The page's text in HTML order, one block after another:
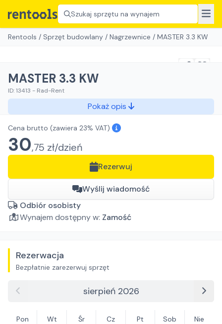
Szukaj sprzętu na wynajem
Rentools / Sprzęt budowlany / Nagrzewnice / MASTER 3.3 KW
MASTER 3.3 KW
ID:13413 - Rad-Rent
Pokaż opis
Cena brutto (zawiera 23% VAT)
30,75 zł/dzień
Rezerwuj
Wyślij wiadomość
Odbiór osobisty
Wynajem dostępny w: Zamość
Rezerwacja
Bezpłatnie zarezerwuj sprzęt
sierpień 2026
Pon Wt Śr Cz Pt Sob Nie